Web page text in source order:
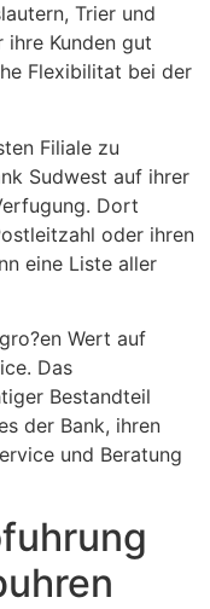
Trier und
Kunden gut
Flexibilitat bei der
Filiale zu
Sudwest auf ihrer
Dort
oder ihren
eine Liste aller
Wert auf
Das
Bestandteil
der Bank, ihren
und Beratung